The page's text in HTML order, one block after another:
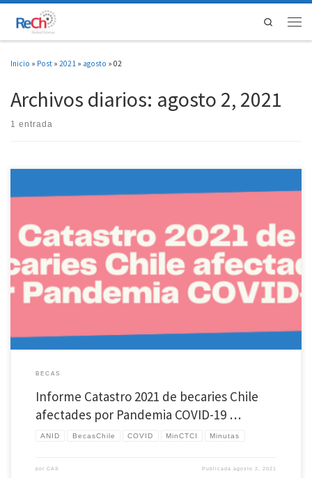
Saltar al contenido
Search
Inicio » Post » 2021 » agosto » 02
Archivos diarios: agosto 2, 2021
1 entrada
Les presentamos 2 infografías y el informe del Catastro 2021 de becaries Chile
afectades por Pandemia COVID-19. Este catastro fue conducido por la Coordinadora
de Becaries Abandonades por Pandemia y la Comisión Becas ReCh hasta el 30 de
Junio de 2021 y presentado a la Dirección de Capital Humano de […]
BECAS
Informe Catastro 2021 de becaries Chile
afectades por Pandemia COVID-19 …
ANID BecasChile COVID MinCTCI Minutas
por CAS Publicadaagosto 2, 2021